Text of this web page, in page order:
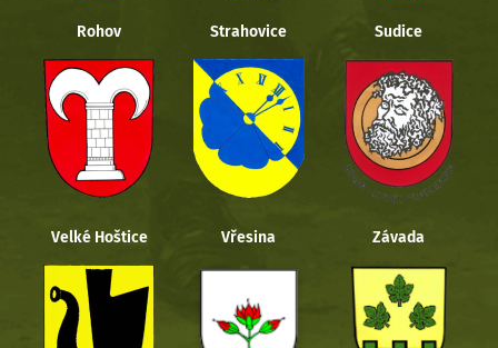
Rohov Strahovice Sudice
Velké Hoštice Vřesina Závada